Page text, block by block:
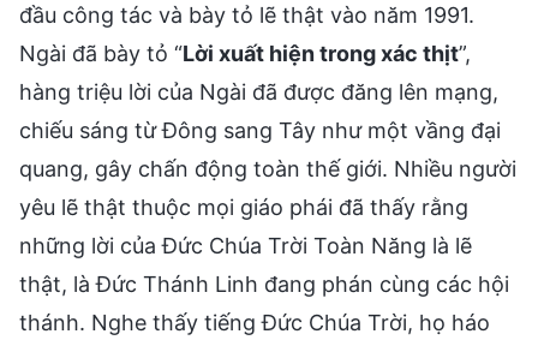
đầu công tác và bày tỏ lẽ thật vào năm 1991.
Ngài đã bày tỏ “Lời xuất hiện trong xác thịt”,
hàng triệu lời của Ngài đã được đăng lên mạng,
chiếu sáng từ Đông sang Tây như một vầng đại
quang, gây chấn động toàn thế giới. Nhiều người
yêu lẽ thật thuộc mọi giáo phái đã thấy rằng
những lời của Đức Chúa Trời Toàn Năng là lẽ
thật, là Đức Thánh Linh đang phán cùng các hội
thánh. Nghe thấy tiếng Đức Chúa Trời, họ háo